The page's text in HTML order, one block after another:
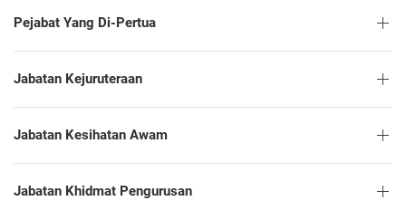
Pejabat Yang Di-Pertua
Jabatan Kejuruteraan
Jabatan Kesihatan Awam
Jabatan Khidmat Pengurusan